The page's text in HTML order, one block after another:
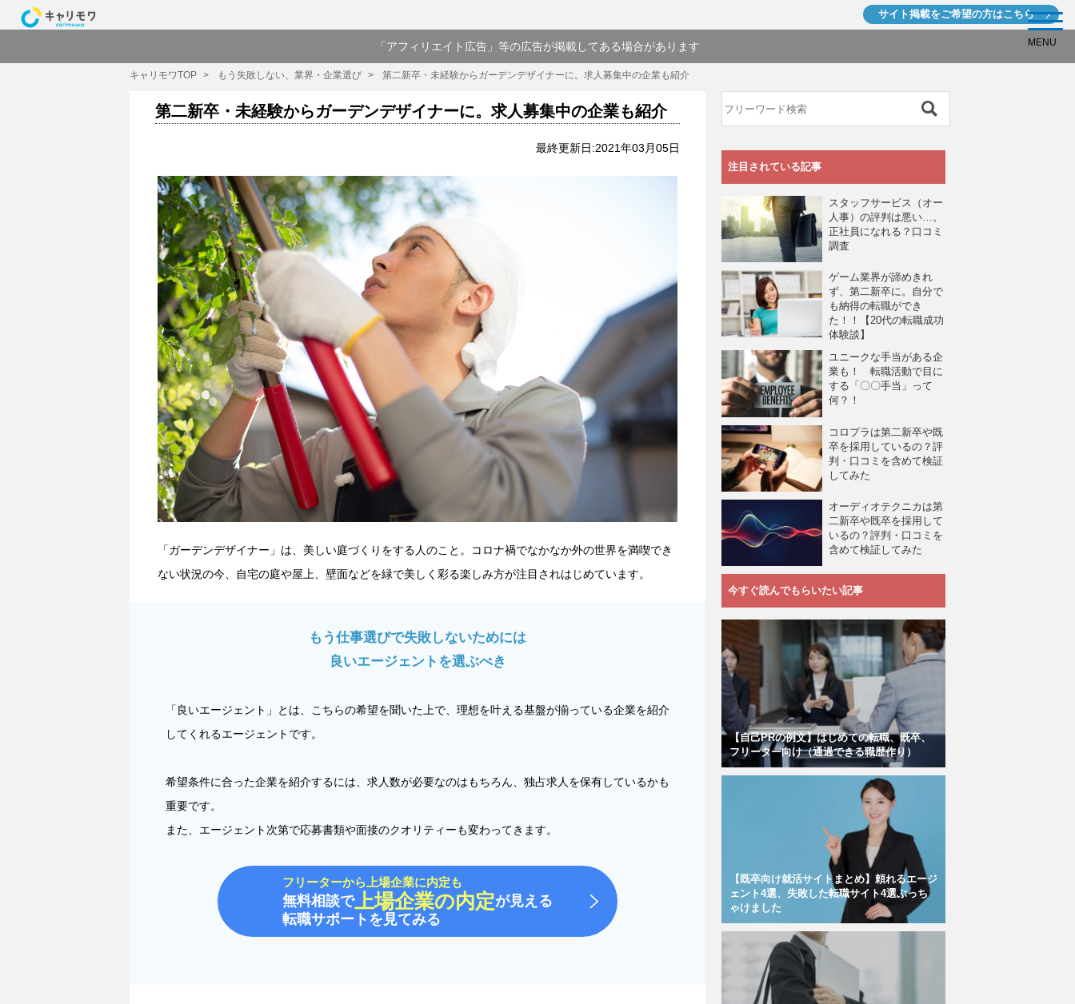
サイト掲載をご希望の方はこちら
「アフィリエイト広告」等の広告が掲載してある場合があります MENU
キャリモワTOP もう失敗しない、業界・企業選び 第二新卒・未経験からガーデンデザイナーに。求人募集中の企業も紹介
第二新卒・未経験からガーデンデザイナーに。求人募集中の企業も紹介
最終更新日:2021年03月05日
「ガーデンデザイナー」は、美しい庭づくりをする人のこと。コロナ禍でなかなか外の世界を満喫でき
ない状況の今、自宅の庭や屋上、壁面などを緑で美しく彩る楽しみ方が注目されはじめています。
もう仕事選びで失敗しないためには
良いエージェントを選ぶべき
「良いエージェント」とは、こちらの希望を聞いた上で、理想を叶える基盤が揃っている企業を紹介
してくれるエージェントです。
希望条件に合った企業を紹介するには、求人数が必要なのはもちろん、独占求人を保有しているかも
重要です。
また、エージェント次第で応募書類や面接のクオリティーも変わってきます。
フリーターから上場企業に内定も
無料相談で上場企業の内定が見える
転職サポートを見てみる
注目されている記事
スタッフサービス（オー
人事）の評判は悪い…。
正社員になれる？口コミ
調査
ゲーム業界が諦めきれ
ず、第二新卒に。自分で
も納得の転職ができ
た！！【20代の転職成功
体験談】
ユニークな手当がある企
業も！ 転職活動で目に
する「〇〇手当」って
何？！
コロプラは第二新卒や既
卒を採用しているの？評
判・口コミを含めて検証
してみた
オーディオテクニカは第
二新卒や既卒を採用して
いるの？評判・口コミを
含めて検証してみた
今すぐ読んでもらいたい記事
【自己PRの例文】はじめての転職、既卒、
フリーター向け（通過できる職歴作り）
【既卒向け就活サイトまとめ】頼れるエージ
ェント4選、失敗した転職サイト4選ぶっち
ゃけました